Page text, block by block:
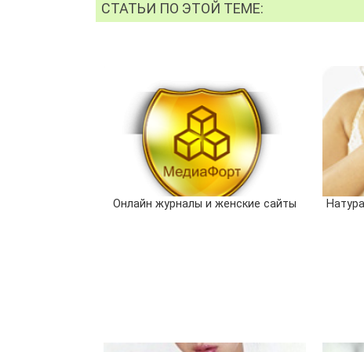
СТАТЬИ ПО ЭТОЙ ТЕМЕ:
Онлайн журналы и женские сайты